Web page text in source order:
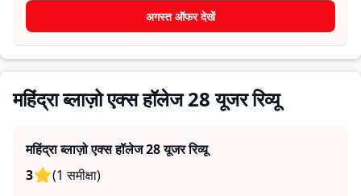
खरीदार यह तय कर सकते हैं कि क्यामहिंद्रा ब्लाज़ो एक्स हॉलेज 28
उनकी
जरूरतों के लिए सही है।
अगस्त ऑफर देखें
महिंद्रा ब्लाज़ो एक्स हॉलेज 28 यूजर रिव्यू
महिंद्रा ब्लाज़ो एक्स हॉलेज 28यूजर रिव्यू
3
(1 समीक्षा)